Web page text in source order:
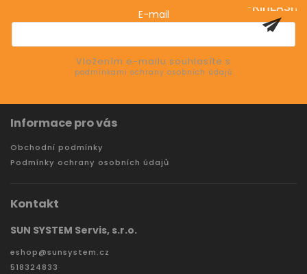
E-mail
Vložením e-mailu souhlasíte s
podmínkami ochrany osobních údajů
PŘIHLÁSIT
Informace pro vás
Obchodní podmínky
Podmínky ochrany osobních údajů
Kontakt
SUN SYSTEM Servis, s.r.o.
eshop@sunsystem.cz
518324833